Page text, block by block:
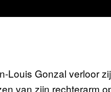
Louis Gonzal verloor
van zijn rechterarm